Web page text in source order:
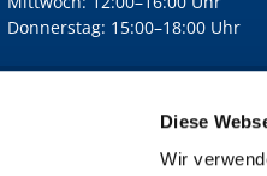
Diese
Wir
Donnerstag: 15:00–18:00 Uhr
Kath.